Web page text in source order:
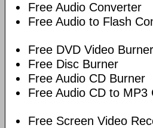
Free Audio Converter
Free Audio to Flash
Free DVD Video Burner
Free Disc Burner
Free Audio CD Burner
Free Audio CD to MP3
Free Screen Video